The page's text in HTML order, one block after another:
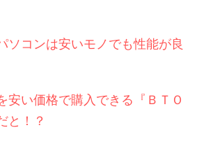
ソコンは安いモノでも性能が良
安い価格で購入できる『ＢＴＯ
と！？